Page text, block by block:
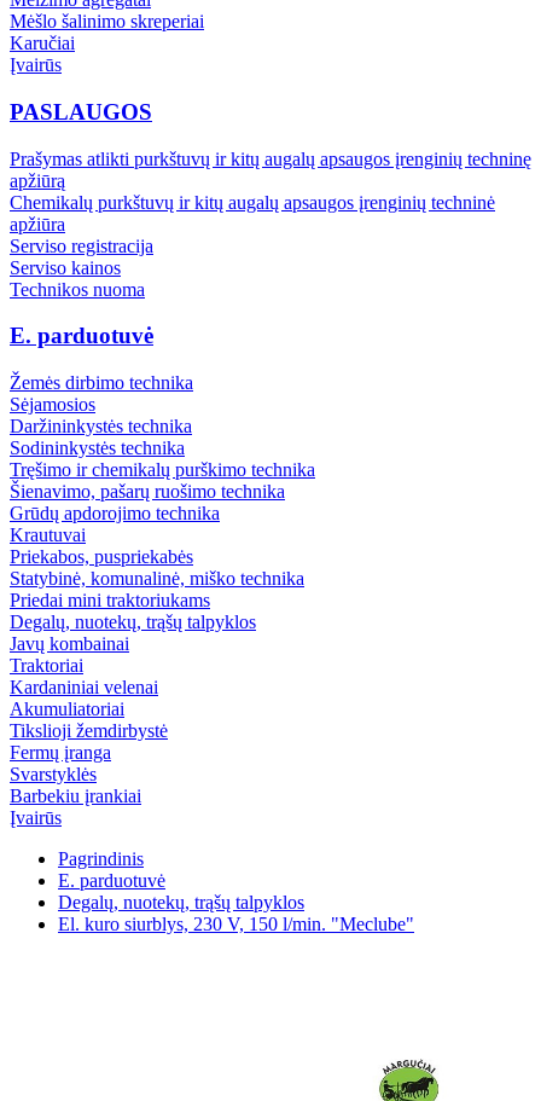
Mėšlo šalinimo skreperiai
Karučiai
Įvairūs
PASLAUGOS
Prašymas atlikti purkštuvų ir kitų augalų apsaugos įrenginių techninę
apžiūrą
Chemikalų purkštuvų ir kitų augalų apsaugos įrenginių techninė
apžiūra
Serviso registracija
Serviso kainos
Technikos nuoma
E. parduotuvė
Žemės dirbimo technika
Sėjamosios
Daržininkystės technika
Sodininkystės technika
Tręšimo ir chemikalų purškimo technika
Šienavimo, pašarų ruošimo technika
Grūdų apdorojimo technika
Krautuvai
Priekabos, puspriekabės
Statybinė, komunalinė, miško technika
Priedai mini traktoriukams
Degalų, nuotekų, trąšų talpyklos
Javų kombainai
Traktoriai
Kardaniniai velenai
Akumuliatoriai
Tikslioji žemdirbystė
Fermų įranga
Svarstyklės
Barbekiu įrankiai
Įvairūs
Pagrindinis
E. parduotuvė
Degalų, nuotekų, trąšų talpyklos
El. kuro siurblys, 230 V, 150 l/min. "Meclube"